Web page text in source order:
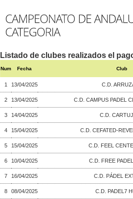
Listado de clubes realizados el
Num Fecha Club
1 13/04/2025 C.D.
2 13/04/2025 C.D. CAMPUS PADEL
3 14/04/2025 C.D.
4 15/04/2025 C.D. CEFATED-
5 15/04/2025 C.D. FEEL
6 10/04/2025 C.D. FREE
7 16/04/2025 C.D. PÁDEL
8 08/04/2025 C.D. PADEL7